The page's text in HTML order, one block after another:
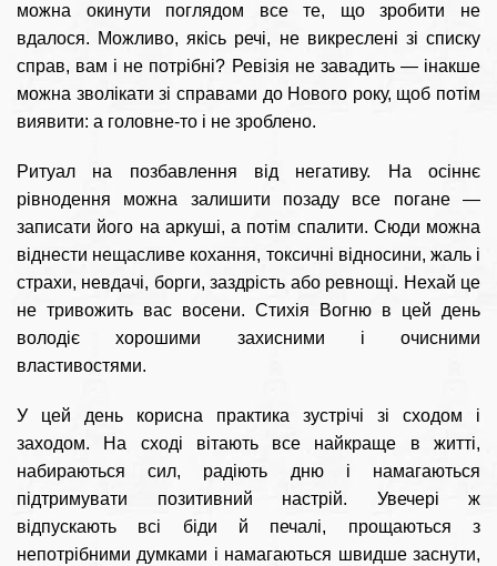
можна окинути поглядом все те, що зробити не
вдалося. Можливо, якісь речі, не викреслені зі списку
справ, вам і не потрібні? Ревізія не завадить — інакше
можна зволікати зі справами до Нового року, щоб потім
виявити: а головне-то і не зроблено.
Ритуал на позбавлення від негативу. На осіннє
рівнодення можна залишити позаду все погане —
записати його на аркуші, а потім спалити. Сюди можна
віднести нещасливе кохання, токсичні відносини, жаль і
страхи, невдачі, борги, заздрість або ревнощі. Нехай це
не тривожить вас восени. Стихія Вогню в цей день
володіє хорошими захисними і очисними
властивостями.
У цей день корисна практика зустрічі зі сходом і
заходом. На сході вітають все найкраще в житті,
набираються сил, радіють дню і намагаються
підтримувати позитивний настрій. Увечері ж
відпускають всі біди й печалі, прощаються з
непотрібними думками і намагаються швидше заснути,